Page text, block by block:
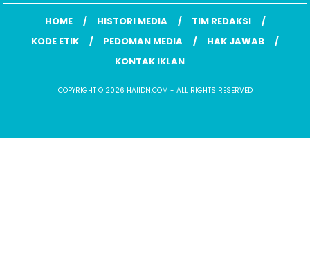
HOME HISTORI MEDIA
TIM REDAKSI
KODE ETIK
PEDOMAN MEDIA
HAK JAWAB
KONTAK IKLAN
COPYRIGHT © 2026 HAIIDN.COM - ALL RIGHTS RESERVED